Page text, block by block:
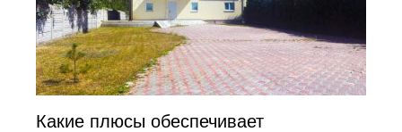
Какие плюсы обеспечивает